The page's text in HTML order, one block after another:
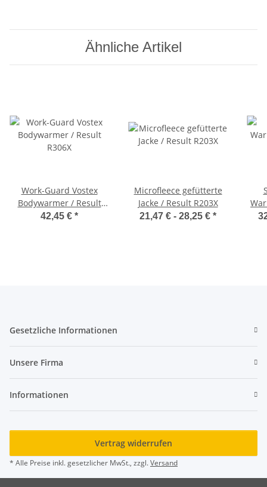
Ähnliche Artikel
Work-Guard Vostex
Bodywarmer / Result
R306X
42,45 € *
Microfleece gefütterte
Jacke / Result R203X
21,47 € - 28,25 € *
Gesetzliche Informationen
Unsere Firma
Informationen
Vertrag widerrufen
* Alle Preise inkl. gesetzlicher MwSt., zzgl.Versand